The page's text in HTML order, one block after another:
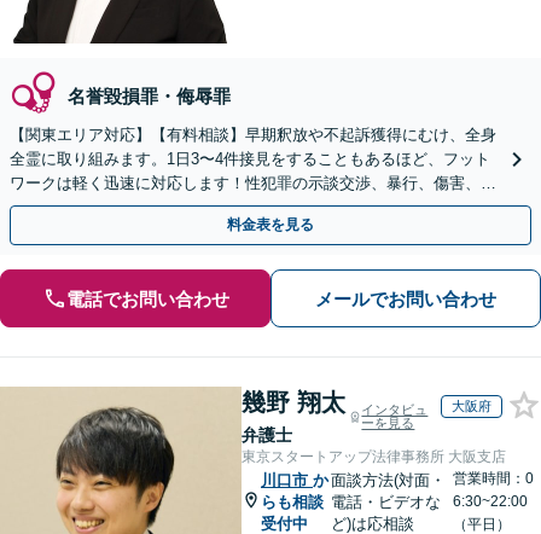
名誉毀損罪・侮辱罪
【関東エリア対応】【有料相談】早期釈放や不起訴獲得にむけ、全身
全霊に取り組みます。1日3〜4件接見をすることもあるほど、フット
ワークは軽く迅速に対応します！性犯罪の示談交渉、暴行、傷害、窃
盗、交通事故などご相談ください【電話・メール相談可】
料金表を見る
電話でお問い合わせ メールでお問い合わせ
幾野 翔太
弁護士
インタビュ
ーを見る
大阪府
東京スタートアップ法律事務所 大阪支店
川口市 か
らも相談
受付中
面談方法(対面・
電話・ビデオな
ど)は応相談
営業時間：0
6:30~22:00
（平日）